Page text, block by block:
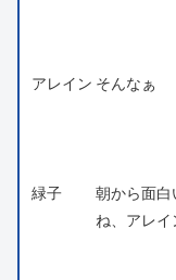
アレイン そんなぁ
緑子
朝から面白
ね、アレイ